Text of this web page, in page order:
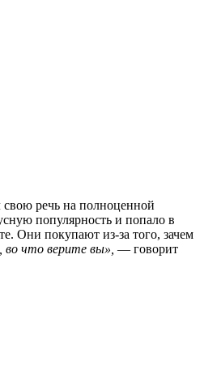
свою речь на полноценной
популярность и попало в
Они покупают из-за того, зачем
что верите вы», — говорит